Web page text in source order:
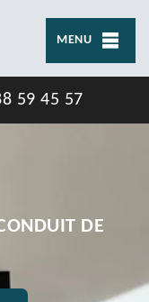
MENU
59 45 57
DE